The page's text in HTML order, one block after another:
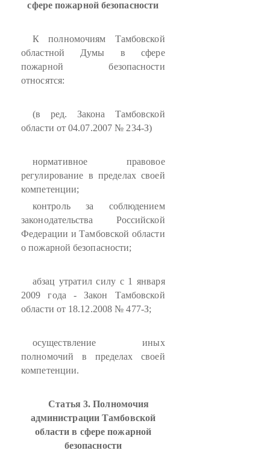
сфере пожарной безопасности
К полномочиям Тамбовской
областной Думы в сфере
пожарной безопасности
относятся:
(в ред. Закона Тамбовской
области от 04.07.2007 № 234-З)
нормативное правовое
регулирование в пределах своей
компетенции;
контроль за соблюдением
законодательства Российской
Федерации и Тамбовской области
о пожарной безопасности;
абзац утратил силу с 1 января
2009 года - Закон Тамбовской
области от 18.12.2008 № 477-З;
осуществление иных
полномочий в пределах своей
компетенции.
Статья 3. Полномочия
администрации Тамбовской
области в сфере пожарной
безопасности